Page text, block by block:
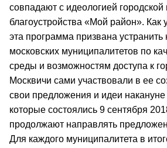
совпадают с идеологией
благоустройства «Мой район».
эта программа призвана устранить
московских муниципалитетов по
среды и возможностям доступа к
Москвичи сами участвовали в ее
свои предложения и идеи
которые состоялись 9 сентября
продолжают направлять
Для каждого муниципалитета в